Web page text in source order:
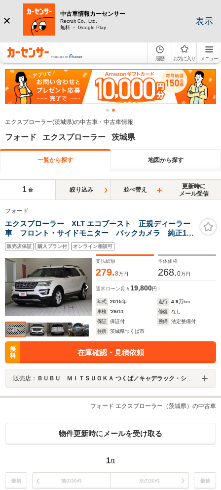
中古車情報カーセンサー
Recruit Co., Ltd.
無料 － Google Play
表示
履歴 お気に入り メニュー
エクスプローラー(茨城県)の中古車・中古車情報
フォード エクスプローラー 茨城県
一覧から探す 地図から探す
1 台 絞り込み 並べ替え
更新時に
メール受信
フォード
エクスプローラー XLT エコブースト 正規ディーラー
車 フロント・サイドモニター バックカメラ 純正18
インチAW クルーズコントロール 2WD レザーシート
販売店保証 購入プラン付 オンライン相談可
支払総額
279.8万円
本体価格
268.0万円
通常ローン 月々19,800円
年式 2015年 走行 4.9万km
車検
'26/11 修復
なし
保証
保証付 整備
法定整備付
住所
茨城県つくば市
無
料
在庫確認・見積依頼
販売店： ＢＵＢＵ ＭＩＴＳＵＯＫＡ つくば／キャデラック・シボレーつくばサービスセンター
フォード エクスプローラー（茨城県）の中古車
物件更新時にメールを受け取る
1/1
最初 前の30件 次の30件 最後